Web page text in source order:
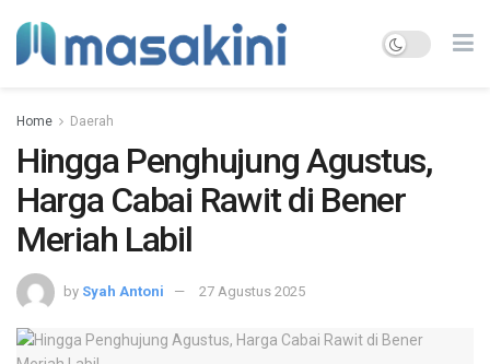
Home Daerah
Hingga Penghujung Agustus,
Harga Cabai Rawit di Bener
Meriah Labil
by Syah Antoni 27 Agustus 2025